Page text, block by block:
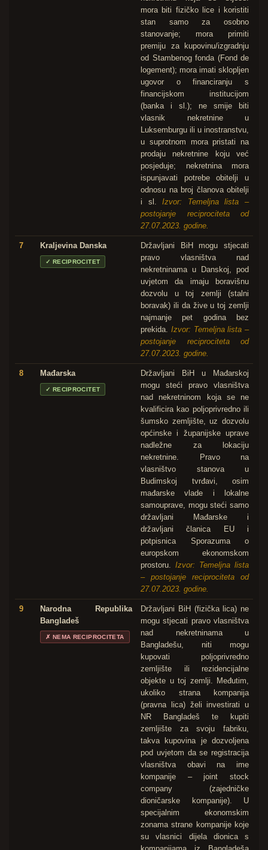
mora biti fizičko lice i koristiti
stan samo za osobno
stanovanje; mora primiti
premiju za kupovinu/izgradnju
od Stambenog fonda (Fond de
logement); mora imati sklopljen
ugovor o financiranju s
financijskom institucijom
(banka i sl.); ne smije biti
vlasnik nekretnine u
Luksemburgu ili u inostranstvu,
u suprotnom mora pristati na
prodaju nekretnine koju već
posjeduje; nekretnina mora
ispunjavati potrebe obitelji u
odnosu na broj članova obitelji
i sl.Izvor: Temeljna lista –
postojanje reciprociteta od
27.07.2023. godine.
7 Kraljevina Danska
✓ RECIPROCITET
Državljani BiH mogu stjecati
pravo vlasništva nad
nekretninama u Danskoj, pod
uvjetom da imaju boravišnu
dozvolu u toj zemlji (stalni
boravak) ili da žive u toj zemlji
najmanje pet godina bez
prekida. Izvor: Temeljna lista –
postojanje reciprociteta od
27.07.2023. godine.
8 Mađarska
✓ RECIPROCITET
Državljani BiH u Mađarskoj
mogu steći pravo vlasništva
nad nekretninom koja se ne
kvalificira kao poljoprivredno ili
šumsko zemljište, uz dozvolu
općinske i županijske uprave
nadležne za lokaciju
nekretnine. Pravo na
vlasništvo stanova u
Budimskoj tvrđavi, osim
mađarske vlade i lokalne
samouprave, mogu steći samo
državljani Mađarske i
državljani članica EU i
potpisnica Sporazuma o
europskom ekonomskom
prostoru. Izvor: Temeljna lista
– postojanje reciprociteta od
27.07.2023. godine.
9
Narodna Republika
Bangladeš
✗ NEMA RECIPROCITETA
Državljani BiH (fizička lica) ne
mogu stjecati pravo vlasništva
nad nekretninama u
Bangladešu, niti mogu
kupovati poljoprivredno
zemljište ili rezidencijalne
objekte u toj zemlji. Međutim,
ukoliko strana kompanija
(pravna lica) želi investirati u
NR Bangladeš te kupiti
zemljište za svoju fabriku,
takva kupovina je dozvoljena
pod uvjetom da se registracija
vlasništva obavi na ime
kompanije – joint stock
company (zajedničke
dioničarske kompanije). U
specijalnim ekonomskim
zonama strane kompanije koje
su vlasnici dijela dionica s